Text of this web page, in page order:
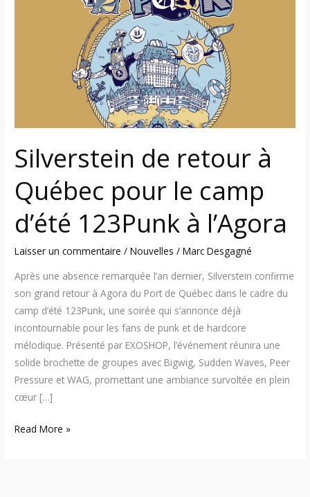
Silverstein de retour à
Québec pour le camp
d’été 123Punk à l’Agora
Laisser un commentaire /Nouvelles /Marc Desgagné
Après une absence remarquée l’an dernier, Silverstein confirme
son grand retour à Agora du Port de Québec dans le cadre du
camp d’été 123Punk, une soirée qui s’annonce déjà
incontournable pour les fans de punk et de hardcore
mélodique. Présenté par EXOSHOP, l’événement réunira une
solide brochette de groupes avec Bigwig, Sudden Waves, Peer
Pressure et WAG, promettant une ambiance survoltée en plein
cœur […]
à
Read More »